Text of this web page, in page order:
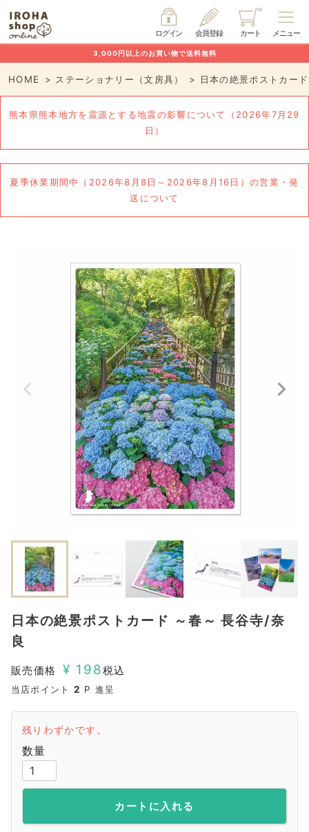
メニュー
カート
会員登録
ログイン
3,000円以上のお買い物で送料無料
HOME ステーショナリー（文房具） 日本の絶景ポストカー
熊本県熊本地方を震源とする地震の影響について（2026年7月29
日）
夏季休業期間中（2026年8月8日～2026年8月16日）の営業・発
送について
日本の絶景ポストカード ～春～ 長谷寺/奈
良
販売価格 ¥ 198税込
当店ポイント 2 P 進呈
残りわずかです。
カートに入れる